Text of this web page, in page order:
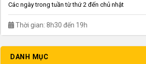
Các ngày trong tuần từ thứ 2 đến chủ nhật
Thời gian: 8h30 đến 19h
DANH MỤC